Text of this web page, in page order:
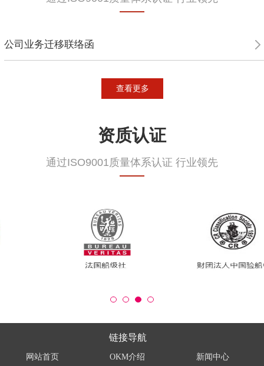
公司业务迁移联络函
查看更多
资质认证
通过ISO9001质量体系认证 行业领先
链接导航
网站首页 OKM介绍 新闻中心